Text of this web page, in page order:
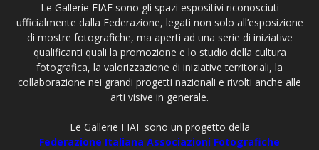
Le Gallerie FIAF sono gli spazi espositivi riconosciuti
ufficialmente dalla Federazione, legati non solo all’esposizione
di mostre fotografiche, ma aperti ad una serie di iniziative
qualificanti quali la promozione e lo studio della cultura
fotografica, la valorizzazione di iniziative territoriali, la
collaborazione nei grandi progetti nazionali e rivolti anche alle
arti visive in generale.
Le Gallerie FIAF sono un progetto della
Federazione Italiana Associazioni Fotografiche